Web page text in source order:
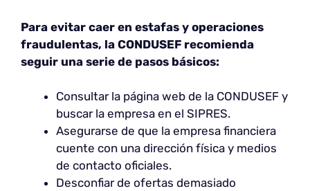
Para evitar caer en estafas y operaciones
fraudulentas, la CONDUSEF recomienda
seguir una serie de pasos básicos:
Consultar la página web de la CONDUSEF y
buscar la empresa en el SIPRES.
Asegurarse de que la empresa financiera
cuente con una dirección física y medios
de contacto oficiales.
Desconfiar de ofertas demasiado